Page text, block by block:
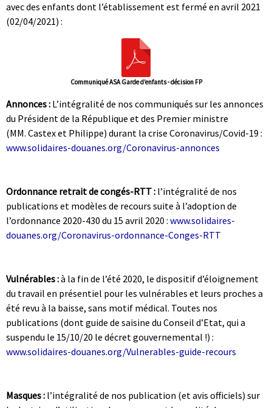
avec des enfants dont l’établissement est fermé en avril 2021
(02/04/2021) :
Communiqué ASA Garde d’enfants - décision FP
Annonces : L’intégralité de nos communiqués sur les annonces
du Président de la République et des Premier ministre
(MM. Castex et Philippe) durant la crise Coronavirus/Covid-19 :
www.solidaires-douanes.org/Coronavirus-annonces
Ordonnance retrait de congés-RTT : l’intégralité de nos
publications et modèles de recours suite à l’adoption de
l’ordonnance 2020-430 du 15 avril 2020 : www.solidaires-
douanes.org/Coronavirus-ordonnance-Conges-RTT
Vulnérables :à la fin de l’été 2020, le dispositif d’éloignement
du travail en présentiel pour les vulnérables et leurs proches a
été revu à la baisse, sans motif médical. Toutes nos
publications (dont guide de saisine du Conseil d’Etat, qui a
suspendu le 15/10/20 le décret gouvernemental !) :
www.solidaires-douanes.org/Vulnerables-guide-recours
Masques : l’intégralité de nos publication (et avis officiels) sur